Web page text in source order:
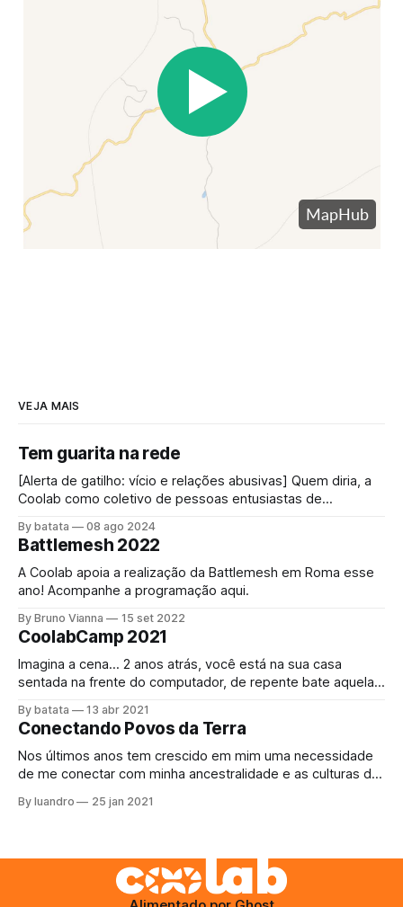
VEJA MAIS
Tem guarita na rede
[Alerta de gatilho: vício e relações abusivas] Quem diria, a
Coolab como coletivo de pessoas entusiastas de
conectando pessoas através dessa rede mundial foi
convidada a bloquear a internet! O acesso à internet é um
direito universal[1] assim como o direito a
By batata 08 ago 2024
Battlemesh 2022
A Coolab apoia a realização da Battlemesh em Roma esse
ano! Acompanhe a programação aqui.
By Bruno Vianna 15 set 2022
CoolabCamp 2021
Imagina a cena… 2 anos atrás, você está na sua casa
sentada na frente do computador, de repente bate aquela
justo agora acabou a margarina. Como comer o pãozinho
da tarde assim? Bem, não tem escapatória, decide sair,
By batata 13 abr 2021
Conectando Povos da Terra
Nos últimos anos tem crescido em mim uma necessidade
de me conectar com minha ancestralidade e as culturas da
as suas resistencias e aprender a arte do #buenvivir. O
By luandro 25 jan 2021